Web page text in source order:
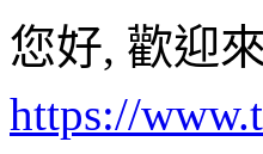
您好, 歡迎
https://